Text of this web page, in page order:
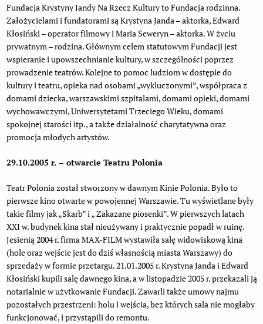
Fundacja Krystyny Jandy Na Rzecz Kultury to Fundacja rodzinna.
Założycielami i fundatorami są Krystyna Janda – aktorka, Edward
Kłosiński – operator filmowy i Maria Seweryn – aktorka. W życiu
prywatnym – rodzina. Głównym celem statutowym Fundacji jest
wspieranie i upowszechnianie kultury, w szczególności poprzez
prowadzenie teatrów. Kolejne to pomoc ludziom w dostępie do
kultury i teatru, opieka nad osobami „wykluczonymi”, współpraca z
domami dziecka, warszawskimi szpitalami, domami opieki, domami
wychowawczymi, Uniwersytetami Trzeciego Wieku, domami
spokojnej starości itp., a także działalność charytatywna oraz
promocja młodych artystów.
29.10.2005 r. – otwarcie Teatru Polonia
Teatr Polonia został stworzony w dawnym Kinie Polonia. Było to
pierwsze kino otwarte w powojennej Warszawie. Tu wyświetlane były
takie filmy jak „Skarb” i „ Zakazane piosenki”. W pierwszych latach
XXI w. budynek kina stał nieużywany i praktycznie popadł w ruinę.
Jesienią 2004 r. firma MAX-FILM wystawiła salę widowiskową kina
(hole oraz wejście jest do dziś własnością miasta Warszawy) do
sprzedaży w formie przetargu. 21.01.2005 r. Krystyna Janda i Edward
Kłosiński kupili salę dawnego kina, a w listopadzie 2005 r. przekazali ją
notarialnie w użytkowanie Fundacji. Zawarli także umowy najmu
pozostałych przestrzeni: holu i wejścia, bez których sala nie mogłaby
funkcjonować, i przystąpili do remontu.